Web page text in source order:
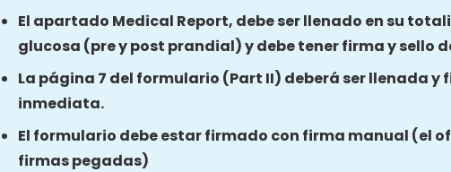
El apartado Medical Report, debe ser llenado en su
glucosa (pre y post prandial) y debe tener firma y sello
La página 7 del formulario (Part II) deberá ser llenada
inmediata.
El formulario debe estar firmado con firma manual (el
firmas pegadas)